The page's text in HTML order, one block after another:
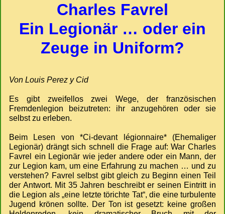
Charles Favrel
Ein Legionär … oder ein
Zeuge in Uniform?
Von Louis Perez y Cid
Es gibt zweifellos zwei Wege, der französischen
Fremdenlegion beizutreten: ihr anzugehören oder sie
selbst zu erleben.
Beim Lesen von *Ci-devant légionnaire* (Ehemaliger
Legionär) drängt sich schnell die Frage auf: War Charles
Favrel ein Legionär wie jeder andere oder ein Mann, der
zur Legion kam, um eine Erfahrung zu machen … und zu
verstehen? Favrel selbst gibt gleich zu Beginn einen Teil
der Antwort. Mit 35 Jahren beschreibt er seinen Eintritt in
die Legion als „eine letzte törichte Tat“, die eine turbulente
Jugend krönen sollte. Der Ton ist gesetzt: keine großen